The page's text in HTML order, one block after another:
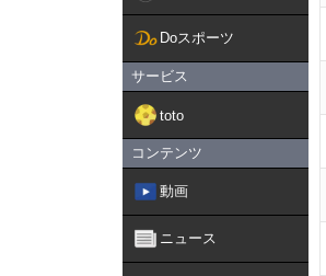
Doスポーツ
サービス
toto
コンテンツ
動画
ニュース